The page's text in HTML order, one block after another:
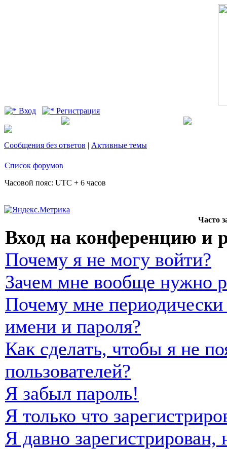
Вход Регистрация
Сообщения без ответов | Активные темы
Список форумов
Часовой пояс: UTC + 6 часов
Часто
Вход на конференцию и
Почему я не могу войти?
Зачем мне вообще нужно
Почему мне периодически
имени и пароля?
Как сделать, чтобы я не
пользователей?
Я забыл пароль!
Я только что
Я давно